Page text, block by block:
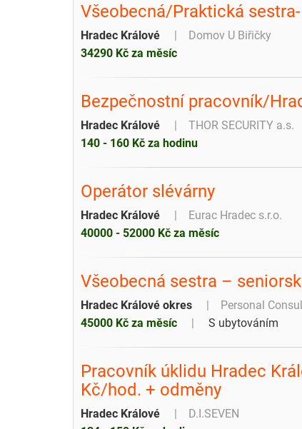
Všeobecná/Praktická
Hradec Králové
Domov U Biřičky
34290 Kč za měsíc
Bezpečnostní pracovník/
Hradec Králové
THOR SECURITY a.s.
140 - 160 Kč za hodinu
Operátor slévárny
Hradec Králové
Eurac Hradec s.r.o.
40000 - 52000 Kč za měsíc
Všeobecná sestra –
Hradec Králové okres
Personal
45000 Kč za měsíc
S ubytováním
Pracovník úklidu Hradec
Kč/hod. + odměny
Hradec Králové
D.I.SEVEN